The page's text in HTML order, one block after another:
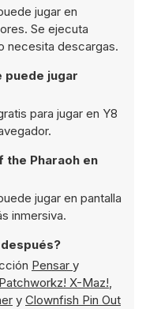
jugar en
Se ejecuta
necesita descargas.
puede jugar
para jugar en Y8
the Pharaoh en
jugar en pantalla
inmersiva.
Pensar y
Patchworkz! X-Maz!,
y Clownfish Pin Out